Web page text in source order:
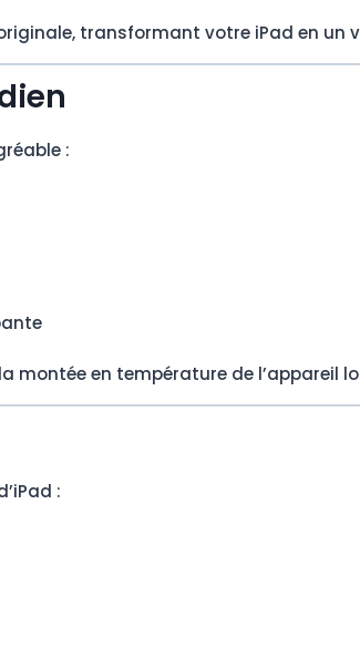
transformant votre iPad en un
:
en température de l’appareil
: